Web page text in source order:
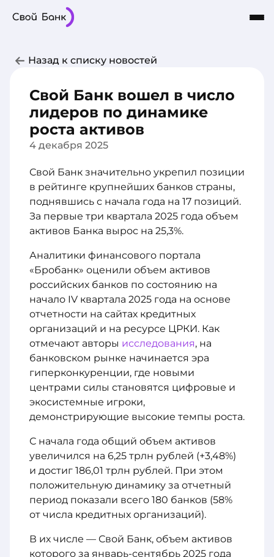
О Банке
Частным лицам
Назад к списку новостей
Свой Банк вошел в число
лидеров по динамике
роста активов
4 декабря 2025
Свой Банк значительно укрепил позиции
в рейтинге крупнейших банков страны,
поднявшись с начала года на 17 позиций.
За первые три квартала 2025 года объем
активов Банка вырос на 25,3%.
Аналитики финансового портала
«Бробанк» оценили объем активов
российских банков по состоянию на
начало IV квартала 2025 года на основе
отчетности на сайтах кредитных
организаций и на ресурсе ЦРКИ. Как
отмечают авторы исследования, на
банковском рынке начинается эра
гиперконкуренции, где новыми
центрами силы становятся цифровые и
экосистемные игроки,
демонстрирующие высокие темпы роста.
С начала года общий объем активов
увеличился на 6,25 трлн рублей (+3,48%)
и достиг 186,01 трлн рублей. При этом
положительную динамику за отчетный
период показали всего 180 банков (58%
от числа кредитных организаций).
В их числе — Свой Банк, объем активов
которого за январь-сентябрь 2025 года